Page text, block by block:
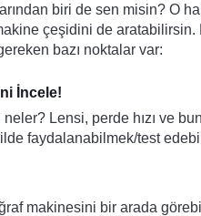
biri de sen misin? O
çeşidini de
bazı noktalar var:
İncele!
Lensi, perde hızı ve
faydalanabilmek/test
makinesini bir arada